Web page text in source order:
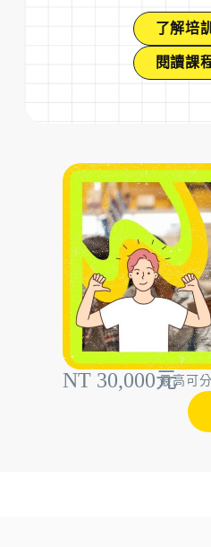
NT 30,000元最高可
了解培
閱讀課